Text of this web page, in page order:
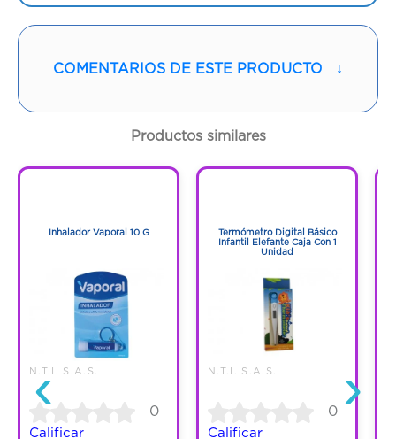
COMENTARIOS DE ESTE PRODUCTO ↓
Productos similares
‹
Inhalador Vaporal 10 G
N.T.I. S.A.S.
0
Calificar
Termómetro Digital Básico
Infantil Elefante Caja Con 1
Unidad
N.T.I. S.A.S.
0
Calificar
›